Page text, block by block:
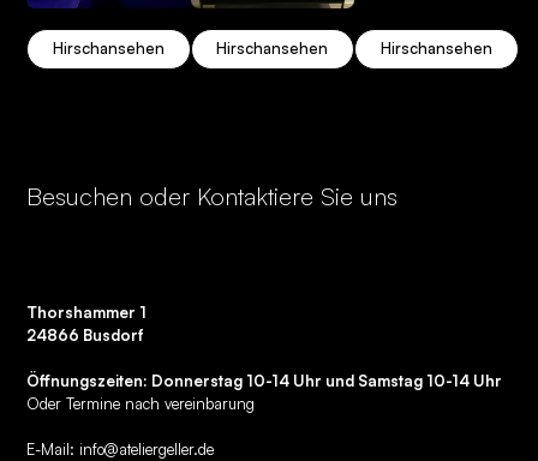
Hirschansehen Hirschansehen Hirschansehen
Besuchen oder Kontaktiere Sie uns
Thorshammer 1
24866 Busdorf
Öffnungszeiten: Donnerstag 10-14 Uhr und Samstag 10-14 Uhr
Oder Termine nach vereinbarung
E-Mail: info@ateliergeller.de